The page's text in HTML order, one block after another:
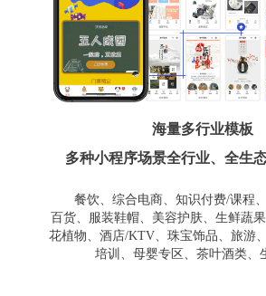
海量多行业模板
多种小程序场景全行业、全生
餐饮、综合电商、知识付费/课程
百货、服装鞋帽、美容护肤、生鲜蔬
花植物、酒店/KTV、珠宝饰品、旅游
培训、母婴专区、茶叶酒类、